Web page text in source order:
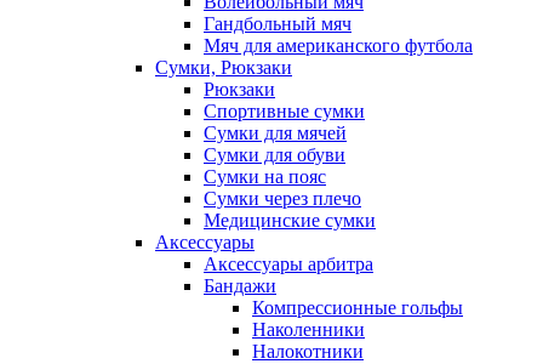
Гандбольный мяч
Мяч для американского футбола
Сумки, Рюкзаки
Рюкзаки
Спортивные сумки
Сумки для мячей
Сумки для обуви
Сумки на пояс
Сумки через плечо
Медицинские сумки
Аксессуары
Аксессуары арбитра
Бандажи
Компрессионные гольфы
Наколенники
Налокотники